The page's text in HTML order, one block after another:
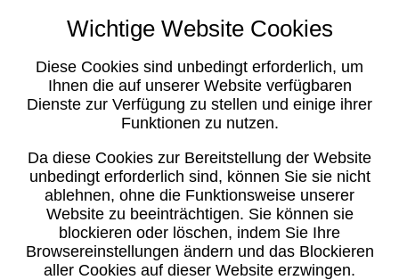
Wichtige Website Cookies
Diese Cookies sind unbedingt erforderlich, um
Ihnen die auf unserer Website verfügbaren
Dienste zur Verfügung zu stellen und einige ihrer
Funktionen zu nutzen.
Da diese Cookies zur Bereitstellung der Website
unbedingt erforderlich sind, können Sie sie nicht
ablehnen, ohne die Funktionsweise unserer
Website zu beeinträchtigen. Sie können sie
blockieren oder löschen, indem Sie Ihre
Browsereinstellungen ändern und das Blockieren
aller Cookies auf dieser Website erzwingen.